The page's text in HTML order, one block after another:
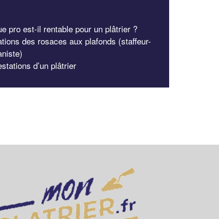
pro est-il rentable pour un plâtrier ?
des rosaces aux plafonds (staffeur-
d’un plâtrier